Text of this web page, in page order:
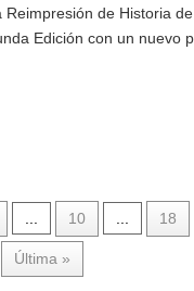
de Historia
Edición con un nuevo
10 18
Última »